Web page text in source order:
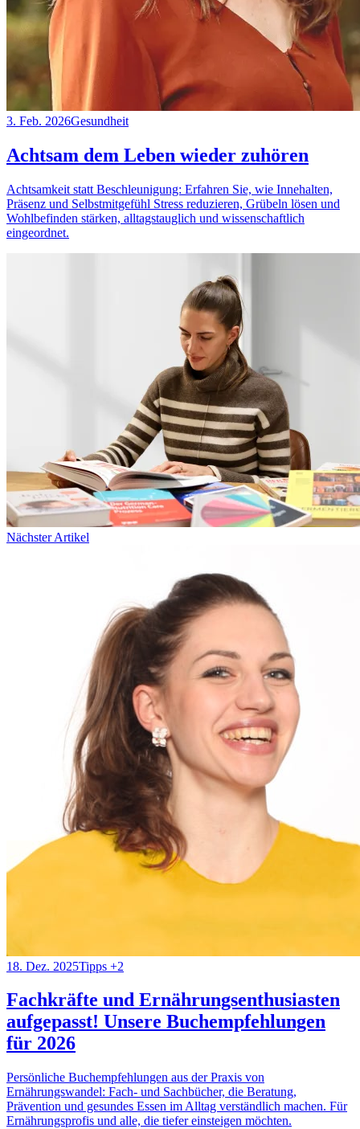
3. Feb. 2026Gesundheit
Achtsam dem Leben wieder zuhören
Achtsamkeit statt Beschleunigung: Erfahren Sie, wie Innehalten,
Präsenz und Selbstmitgefühl Stress reduzieren, Grübeln lösen und
Wohlbefinden stärken, alltagstauglich und wissenschaftlich
eingeordnet.
Nächster Artikel
18. Dez. 2025Tipps +2
Fachkräfte und Ernährungsenthusiasten
aufgepasst! Unsere Buchempfehlungen
für 2026
Persönliche Buchempfehlungen aus der Praxis von
Ernährungswandel: Fach- und Sachbücher, die Beratung,
Prävention und gesundes Essen im Alltag verständlich machen. Für
Ernährungsprofis und alle, die tiefer einsteigen möchten.